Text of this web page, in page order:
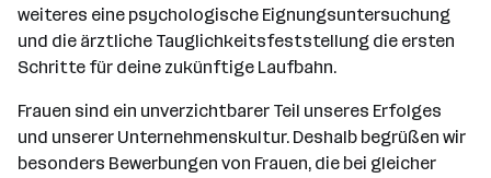
weiteres eine psychologische Eignungsuntersuchung
und die ärztliche Tauglichkeitsfeststellung die ersten
Schritte für deine zukünftige Laufbahn.
Frauen sind ein unverzichtbarer Teil unseres Erfolges
und unserer Unternehmenskultur. Deshalb begrüßen wir
besonders Bewerbungen von Frauen, die bei gleicher